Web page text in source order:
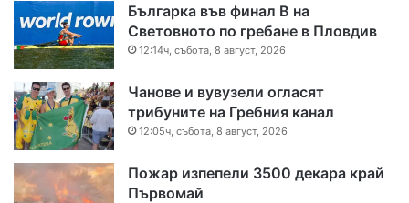
Българка във финал B на
Световното по гребане в Пловдив
12:14ч, събота, 8 август, 2026
Чанове и вувузели огласят
трибуните на Гребния канал
12:05ч, събота, 8 август, 2026
Пожар изпепели 3500 декара край
Първомай